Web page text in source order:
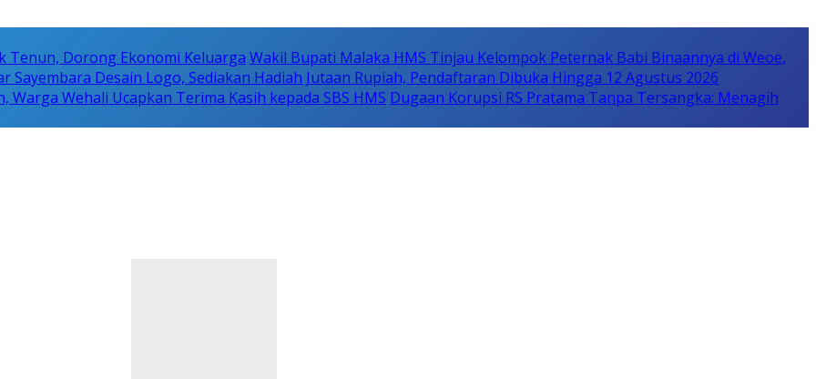
Tenun, Dorong Ekonomi Keluarga Wakil Bupati Malaka HMS Tinjau Kelompok Peternak Babi Binaannya di Weoe,
Sayembara Desain Logo, Sediakan Hadiah Jutaan Rupiah, Pendaftaran Dibuka Hingga 12 Agustus 2026
Wehali Ucapkan Terima Kasih kepada SBS HMS Dugaan Korupsi RS Pratama Tanpa Tersangka: Menagih